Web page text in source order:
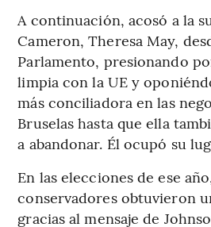
A continuación, acosó a la
Cameron, Theresa May,
Parlamento, presionando
limpia con la UE y
más conciliadora en las
Bruselas hasta que ella
a abandonar. Él ocupó su
En las elecciones de ese
conservadores obtuvieron
gracias al mensaje de